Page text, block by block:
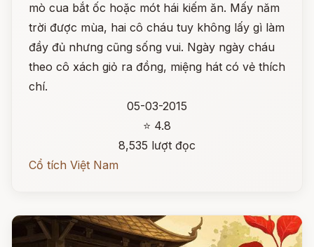
mò cua bắt ốc hoặc mót hái kiếm ăn. Mấy năm
trời được mùa, hai cô cháu tuy không lấy gì làm
đầy đủ nhưng cũng sống vui. Ngày ngày cháu
theo cô xách giỏ ra đồng, miệng hát có vẻ thích
chí.
05-03-2015
⭐ 4.8
8,535 lượt đọc
Cổ tích Việt Nam